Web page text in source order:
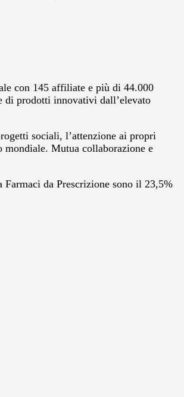
con 145 affiliate e più di 44.000
di prodotti innovativi dall’elevato
sociali, l’attenzione ai propri
Mutua collaborazione e
da Prescrizione sono il 23,5%